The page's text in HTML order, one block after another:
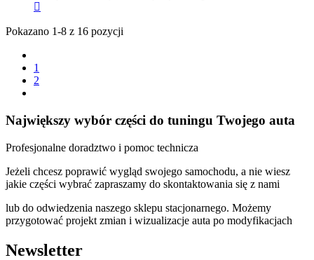

Pokazano 1-8 z 16 pozycji
1
2
Największy wybór części do tuningu Twojego auta
Profesjonalne doradztwo i pomoc technicza
Jeżeli chcesz poprawić wygląd swojego samochodu, a nie wiesz
jakie części wybrać zapraszamy do skontaktowania się z nami
lub do odwiedzenia naszego sklepu stacjonarnego. Możemy
przygotować projekt zmian i wizualizacje auta po modyfikacjach
Newsletter